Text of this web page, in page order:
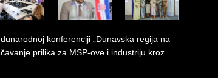
konferenciji „Dunavska regija na
prilika za MSP-ove i industriju kroz